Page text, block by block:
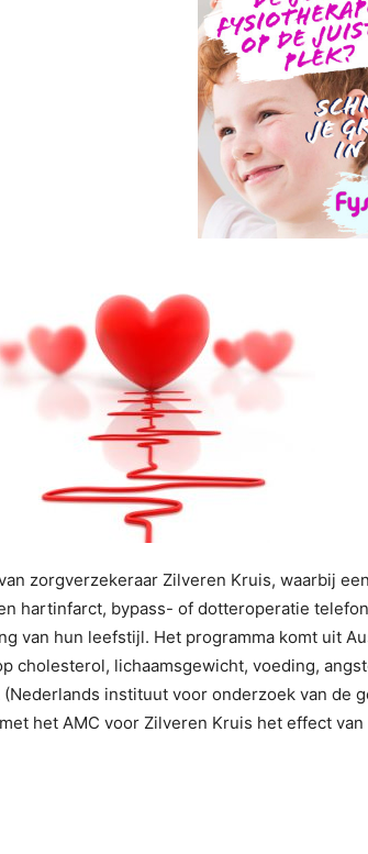
zorgverzekeraar Zilveren Kruis, waarbij
hartinfarct, bypass- of dotteroperatie
van hun leefstijl. Het programma komt uit
cholesterol, lichaamsgewicht, voeding,
(Nederlands instituut voor onderzoek van de
het AMC voor Zilveren Kruis het effect van